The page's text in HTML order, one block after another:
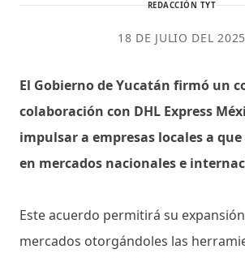
REDACCIÓN TYT
18 DE JULIO DEL 2025
El Gobierno de Yucatán firmó un
colaboración con DHL Express
impulsar a empresas locales a
en mercados nacionales e
Este acuerdo permitirá su
mercados otorgándoles las